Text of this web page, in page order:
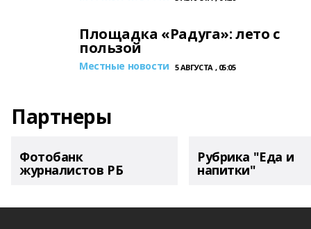
Площадка «Радуга»: лето с
пользой
Местные новости 5 АВГУСТА , 05:05
Партнеры
Фотобанк
журналистов РБ
Рубрика "Еда и
напитки"